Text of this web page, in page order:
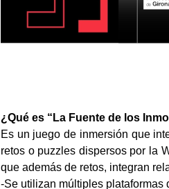
¿Qué es “La Fuente de los
Es un juego de inmersión que
retos o puzzles dispersos por la
que además de retos, integran
-Se utilizan múltiples plataformas